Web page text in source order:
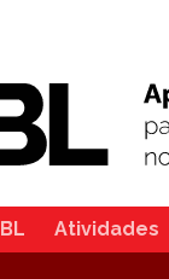
Atividades